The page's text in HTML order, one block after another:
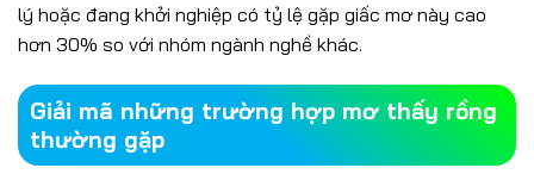
lý hoặc đang khởi nghiệp có tỷ lệ gặp giấc mơ này cao
hơn 30% so với nhóm ngành nghề khác.
Giải mã những trường hợp mơ thấy rồng
thường gặp